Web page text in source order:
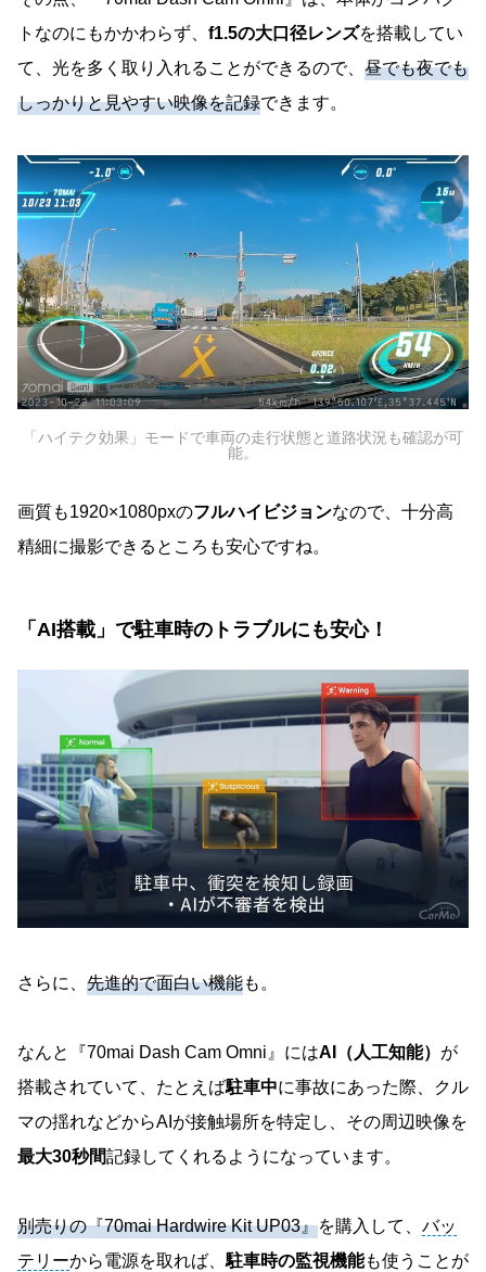
トなのにもかかわらず、 f1.5の大口径レンズを搭載してい
て、光を多く取り入れることができるので、 昼でも夜でも
しっかりと見やすい映像を記録できます。
「ハイテク効果」モードで車両の走行状態と道路状況も確認が可
能。
画質も1920×1080pxのフルハイビジョンなので、十分高
精細に撮影できるところも安心ですね。
「AI搭載」で駐車時のトラブルにも安心！
さらに、 先進的で面白い機能も。
なんと『70mai Dash Cam Omni』にはAI（人工知能） が
搭載されていて、たとえば駐車中に事故にあった際、クル
マの揺れなどからAIが接触場所を特定し、その周辺映像を
最大30秒間記録してくれるようになっています。
別売りの『70mai Hardwire Kit UP03』を購入して、 バッ
テリーから電源を取れば、 駐車時の監視機能も使うことが